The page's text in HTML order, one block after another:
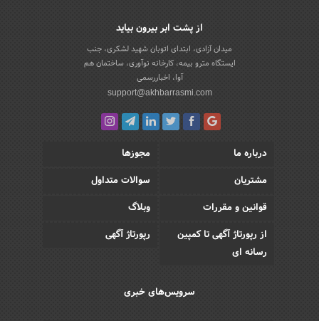
از پشت ابر بیرون بیاید
میدان آزادی، ابتدای اتوبان شهید لشکری، جنب
ایستگاه مترو بیمه، کارخانه نوآوری، ساختمان هم
آوا، اخباررسمی
support@akhbarrasmi.com
درباره ما
مجوزها
مشتریان
سوالات متداول
قوانین و مقررات
وبلاگ
از رپورتاژ آگهی تا کمپین
رسانه ای
رپورتاژ آگهی
سرویس‌های خبری